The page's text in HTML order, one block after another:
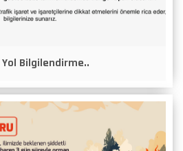
Yol Bilgilendirme..